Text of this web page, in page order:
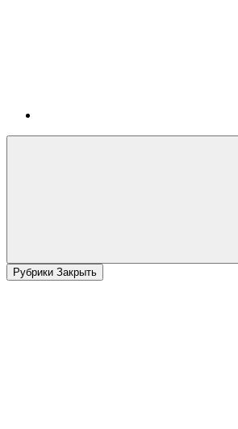
Рубрики Закрыть